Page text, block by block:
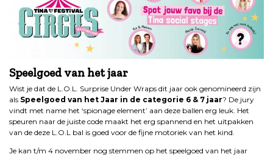
Speelgoed van het jaar
Wist je dat de L.O.L. Surprise Under Wraps dit jaar ook genomineerd zijn
als Speelgoed van het Jaar in de categorie 6 & 7 jaar? De jury
vindt met name het ‘spionage element’ aan deze ballen erg leuk. Het
speuren naar de juiste code maakt het erg spannend en het uitpakken
van de deze L.O.L bal is goed voor de fijne motoriek van het kind.
Je kan t/m 4 november nog stemmen op het speelgoed van het jaar